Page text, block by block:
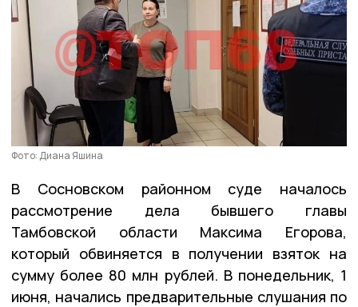
Фото: Диана Яшина
В Сосновском районном суде началось
рассмотрение дела бывшего главы
Тамбовской области Максима Егорова,
который обвиняется в получении взяток на
сумму более 80 млн рублей. В понедельник, 1
июня, начались предварительные слушания по